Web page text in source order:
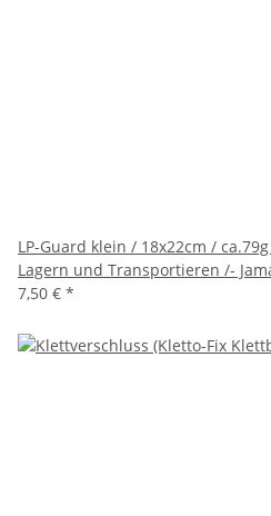
LP-Guard klein / 18x22cm /
Lagern und Transportieren /-
7,50 € *